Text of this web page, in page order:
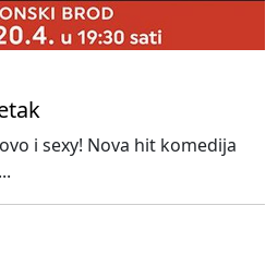
i sexy! Nova hit komedija